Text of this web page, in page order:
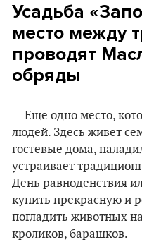
Усадьба
место между
проводят
обряды
— Еще одно место,
людей. Здесь живет
гостевые дома,
устраивает
День равноденствия
купить прекрасную и
погладить животных
кроликов, барашков.